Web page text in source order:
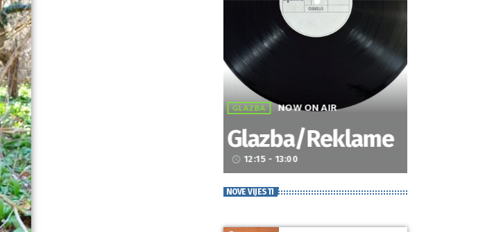
GLAZBA NOW ON AIR
Glazba/Reklame
access_time 12:15 - 13:00
NOVE VIJESTI